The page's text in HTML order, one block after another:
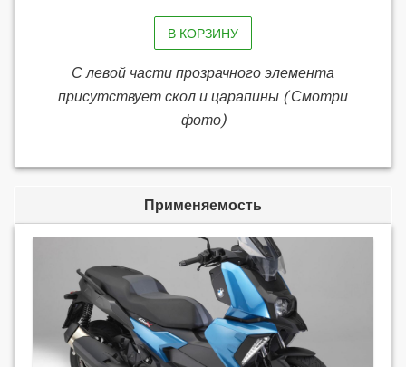
В КОРЗИНУ
С левой части прозрачного элемента
присутствует скол и царапины ( Смотри
фото)
Применяемость